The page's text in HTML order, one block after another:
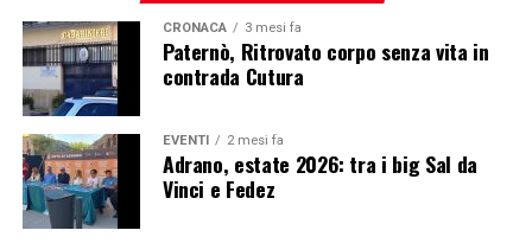
CRONACA 3 mesi fa
Paternò, Ritrovato corpo senza vita in
contrada Cutura
EVENTI 2 mesi fa
Adrano, estate 2026: tra i big Sal da
Vinci e Fedez